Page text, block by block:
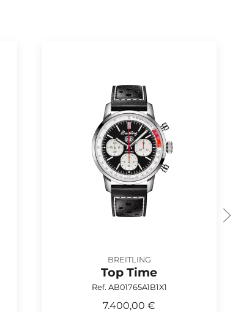
BREITLING
Top Time
Ref. AB01765A1B1X1
7.400,00 €